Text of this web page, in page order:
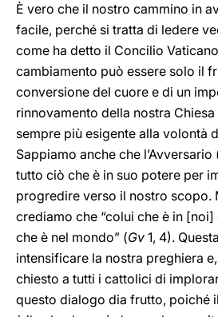
È vero che il nostro cammino in
facile, perché si tratta di ledere
come ha detto il Concilio
cambiamento può essere solo il
conversione del cuore e di un
rinnovamento della nostra
sempre più esigente alla volontà
Sappiamo anche che l’Avversario
tutto ciò che è in suo potere per
progredire verso il nostro scopo.
crediamo che “colui che è in
che è nel mondo” (Gv 1, 4).
intensificare la nostra preghiera
chiesto a tutti i cattolici di
questo dialogo dia frutto, poiché